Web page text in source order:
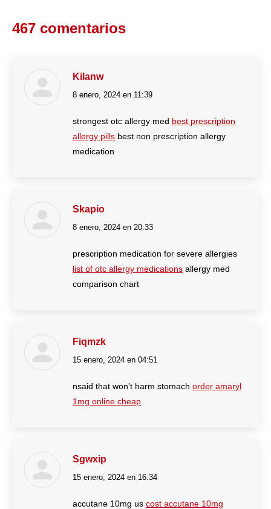
467 comentarios
Kilanw
dice:
8 enero, 2024 en 11:39
strongest otc allergy med best prescription
allergy pills best non prescription allergy
medication
Skapio
dice:
8 enero, 2024 en 20:33
prescription medication for severe allergies
list of otc allergy medications allergy med
comparison chart
Fiqmzk
dice:
15 enero, 2024 en 04:51
nsaid that won’t harm stomach order amaryl
1mg online cheap
Sgwxip
dice:
15 enero, 2024 en 16:34
accutane 10mg us cost accutane 10mg